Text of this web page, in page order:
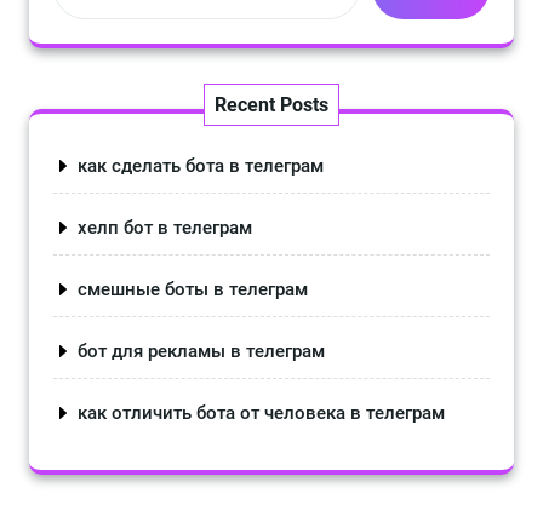
Recent Posts
как сделать бота в телеграм
хелп бот в телеграм
смешные боты в телеграм
бот для рекламы в телеграм
как отличить бота от человека в телеграм